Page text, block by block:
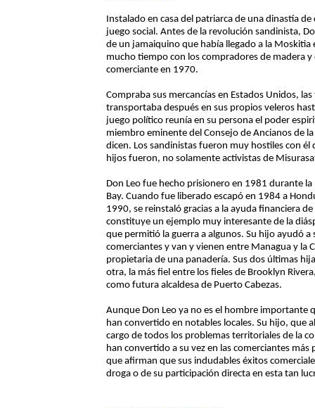
Instalado en casa del patriarca de una dinastía
juego social. Antes de la revolución sandinista,
de un jamaiquino que había llegado a la
mucho tiempo con los compradores de madera
comerciante en 1970.
Compraba sus mercancías en Estados Unidos,
transportaba después en sus propios veleros
juego político reunía en su persona el poder
miembro eminente del Consejo de Ancianos de
dicen. Los sandinistas fueron muy hostiles con él
hijos fueron, no solamente activistas de
Don Leo fue hecho prisionero en 1981 durante
Bay. Cuando fue liberado escapó en 1984 a
1990, se reinstaló gracias a la ayuda financiera
constituye un ejemplo muy interesante de la
que permitió la guerra a algunos. Su hijo ayudó
comerciantes y van y vienen entre Managua y la
propietaria de una panadería. Sus dos últimas
otra, la más fiel entre los fieles de Brooklyn
como futura alcaldesa de Puerto Cabezas.
Aunque Don Leo ya no es el hombre importante
han convertido en notables locales. Su hijo, que
cargo de todos los problemas territoriales de la
han convertido a su vez en las comerciantes
que afirman que sus indudables éxitos
droga o de su participación directa en esta tan